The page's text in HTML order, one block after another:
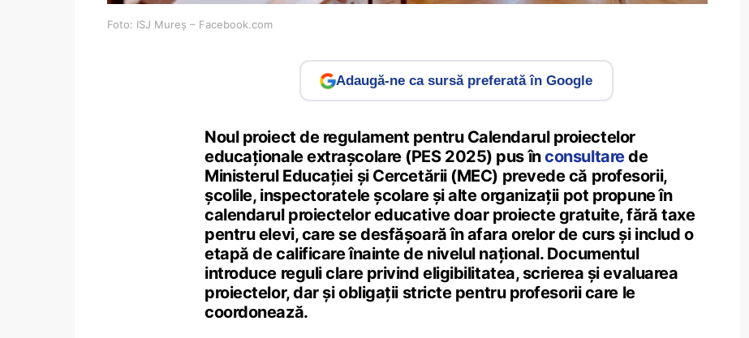
Foto: ISJ Mureș – Facebook.com
Adaugă-ne ca sursă preferată în Google
Noul proiect de regulament pentru Calendarul proiectelor
educaționale extrașcolare (PES 2025) pus înconsultarede
Ministerul Educației și Cercetării (MEC) prevede că profesorii,
școlile, inspectoratele școlare și alte organizații pot propune în
calendarul proiectelor educative doar proiecte gratuite, fără taxe
pentru elevi, care se desfășoară în afara orelor de curs și includ o
etapă de calificare înainte de nivelul național. Documentul
introduce reguli clare privind eligibilitatea, scrierea și evaluarea
proiectelor, dar și obligații stricte pentru profesorii care le
coordonează.